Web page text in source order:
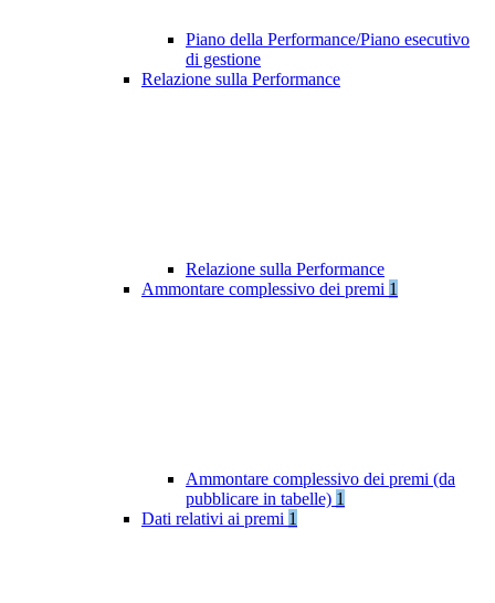
Piano della Performance/Piano esecutivo
di gestione
Relazione sulla Performance
Relazione sulla Performance
Ammontare complessivo dei premi 1
Ammontare complessivo dei premi (da
pubblicare in tabelle) 1
Dati relativi ai premi 1